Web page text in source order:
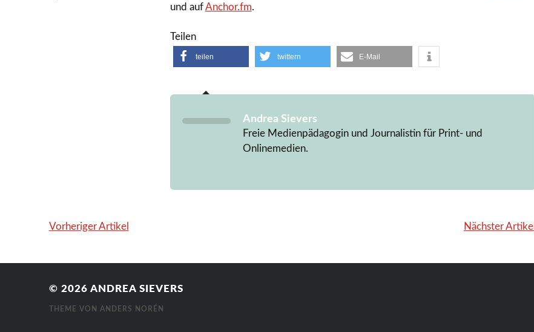
und aufAnchor.fm.
Teilen
teilen twittern E-Mail
Andrea Sievers
Freie Medienpädagogin und Journalistin für Print- und
Onlinemedien.
Vorheriger Artikel Nächster Artikel
© 2026 ANDREA SIEVERS
THEME VON ANDERS NORÉN